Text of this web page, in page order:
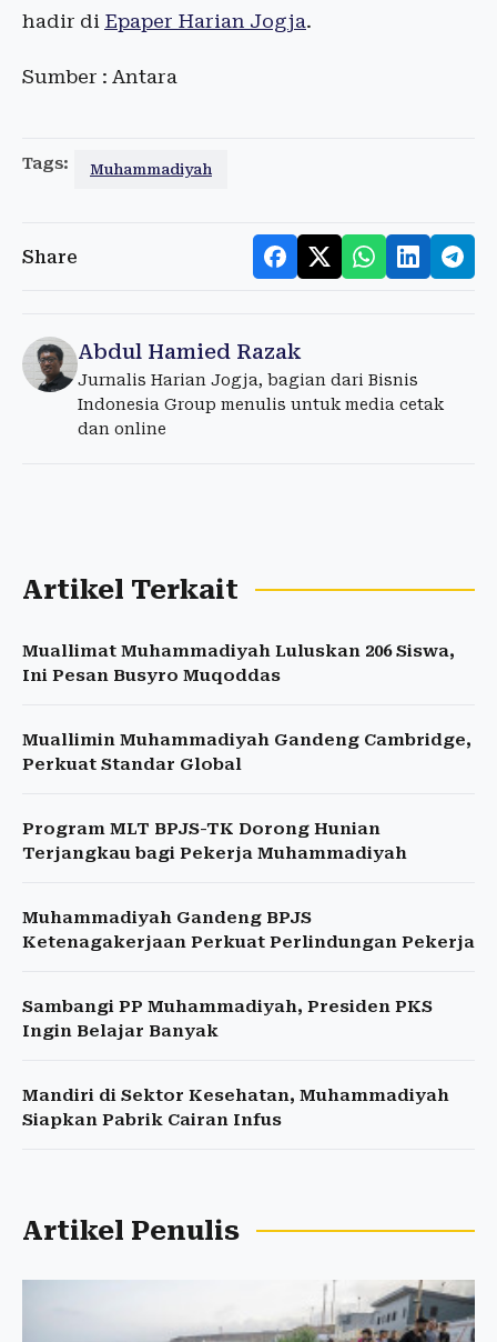
hadir di Epaper Harian Jogja.
Sumber : Antara
Tags: Muhammadiyah
Share
Abdul Hamied Razak
Jurnalis Harian Jogja, bagian dari Bisnis
Indonesia Group menulis untuk media cetak
dan online
Artikel Terkait
Muallimat Muhammadiyah Luluskan 206 Siswa,
Ini Pesan Busyro Muqoddas
Muallimin Muhammadiyah Gandeng Cambridge,
Perkuat Standar Global
Program MLT BPJS-TK Dorong Hunian
Terjangkau bagi Pekerja Muhammadiyah
Muhammadiyah Gandeng BPJS
Ketenagakerjaan Perkuat Perlindungan Pekerja
Sambangi PP Muhammadiyah, Presiden PKS
Ingin Belajar Banyak
Mandiri di Sektor Kesehatan, Muhammadiyah
Siapkan Pabrik Cairan Infus
Artikel Penulis